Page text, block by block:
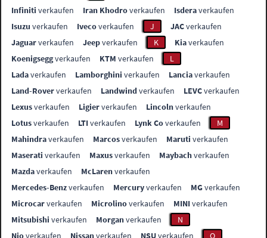
Infiniti verkaufen Iran Khodroverkaufen Isderaverkaufen
Isuzu verkaufen Ivecoverkaufen J JACverkaufen
Jaguarverkaufen Jeepverkaufen K Kiaverkaufen
Koenigseggverkaufen KTM verkaufen
L
Ladaverkaufen Lamborghini verkaufen Lanciaverkaufen
Land-Roververkaufen Landwindverkaufen LEVCverkaufen
Lexusverkaufen Ligierverkaufen Lincolnverkaufen
Lotusverkaufen LTIverkaufen Lynk Coverkaufen
M
Mahindraverkaufen Marcosverkaufen Maruti verkaufen
Maserati verkaufen Maxusverkaufen Maybachverkaufen
Mazdaverkaufen McLarenverkaufen
Mercedes-Benzverkaufen Mercuryverkaufen MGverkaufen
Microcarverkaufen Microlinoverkaufen MINIverkaufen
Mitsubishi verkaufen Morganverkaufen
N
Nioverkaufen Nissanverkaufen NSUverkaufen
O